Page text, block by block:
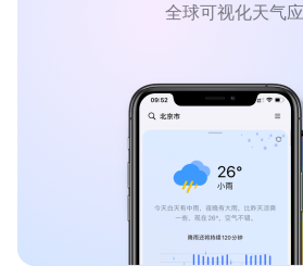
全球可视化天气